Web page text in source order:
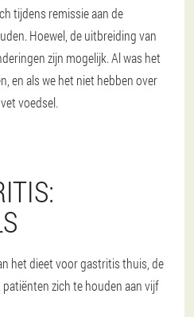
tijdens remissie aan de
Hoewel, de uitbreiding van
zijn mogelijk. Al was het
en als we het niet hebben over
voedsel.
het dieet voor gastritis thuis, de
zich te houden aan vijf